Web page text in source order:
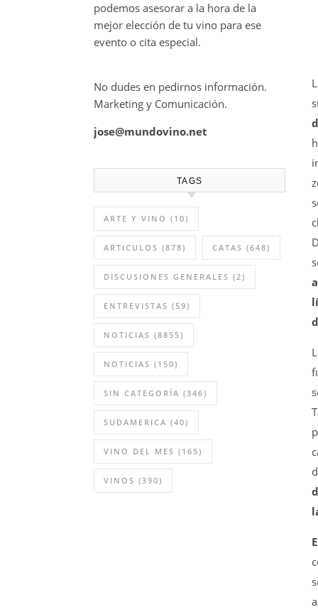
podemos asesorar a la hora de la
mejor elección de tu vino para ese
evento o cita especial.
No dudes en pedirnos información.
Marketing y Comunicación.
jose@mundovino.net
TAGS
ARTE Y VINO (10)
ARTICULOS (878) CATAS (648)
DISCUSIONES GENERALES (2)
ENTREVISTAS (59)
NOTICIAS (8855)
NOTICIAS (150)
SIN CATEGORÍA (346)
SUDAMERICA (40)
VINO DEL MES (165)
VINOS (390)